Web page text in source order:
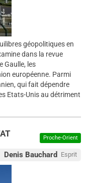
géopolitiques en
dans la revue
Gaulle, les
européenne. Parmi
qui fait dépendre
Etats-Unis au détriment
Proche-Orient
Denis Bauchard Esprit